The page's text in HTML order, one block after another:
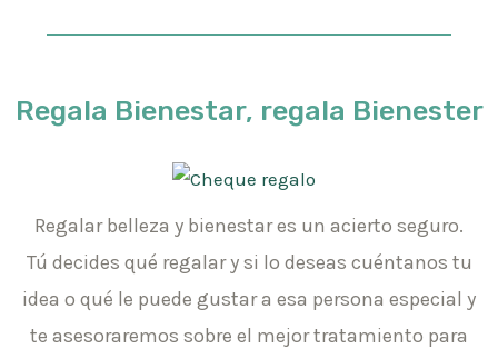
Regala Bienestar, regala Bienester
Regalar belleza y bienestar es un acierto seguro.
Tú decides qué regalar y si lo deseas cuéntanos tu
idea o qué le puede gustar a esa persona especial y
te asesoraremos sobre el mejor tratamiento para